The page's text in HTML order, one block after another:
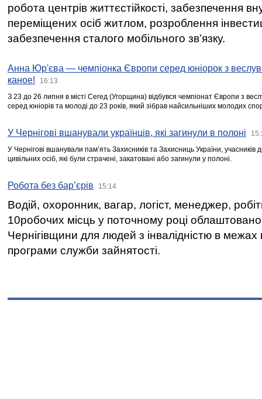
робота центрів життєстійкості, забезпечення
переміщених осіб житлом, розроблення
забезпечення сталого мобільного зв’язку.
Анна Юр'єва — чемпіонка Європи серед юніорок з
каное!
16:13
З 23 до 26 липня в місті Сегед (Угорщина) відбувся чемпіонат Європи з
серед юніорів та молоді до 23 років, який зібрав найсильніших молодих
У Чернігові вшанували українців, які загинули в полоні
У Чернігові вшанували пам’ять Захисників та Захисниць України,
цивільних осіб, які були страчені, закатовані або загинули у полоні.
Робота без бар’єрів 15:14
Водій, охоронник, вагар, логіст, менеджер,
10робочих місць у поточному році
Чернігівщини для людей з інвалідністю в межах
програми служби зайнятості.